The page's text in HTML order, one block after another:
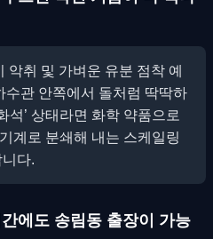
악취 및 가벼운 유분 점착 예
수관 안쪽에서 돌처럼 딱딱하
석’ 상태라면 화학 약품으로
계로 분쇄해 내는 스케일링
다.
에도 송림동 출장이 가능